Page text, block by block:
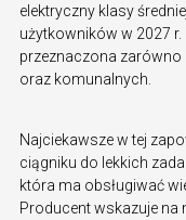
elektryczny klasy
użytkowników w 2027 r.
przeznaczona zarówno
oraz komunalnych.
Najciekawsze w tej
ciągniku do lekkich
która ma obsługiwać
Producent wskazuje na